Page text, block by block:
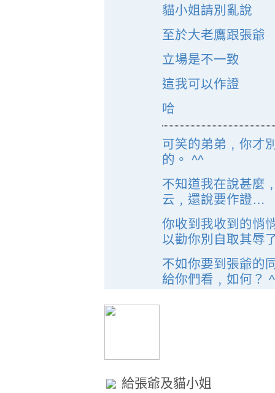
貓小姐請別亂說
至於大老鷹跟張爺
立場是不一致
這我可以作證
哈
可笑的弟弟﹐你才
的。 ^^
不知道我在說甚麼
云﹐還說要作證…
你收到我收到的悄
以勸你別自取其辱
不如你要到張爺的
給你們看﹐如何？
給張爺及貓小姐